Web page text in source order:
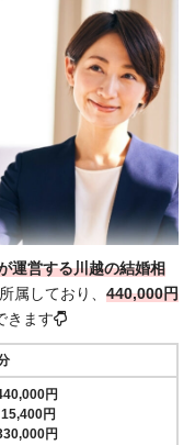
運営する川越の結婚相
属しており、 440,000円
きます
円
円
円